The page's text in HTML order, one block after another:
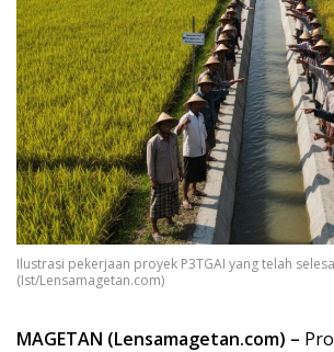
Ilustrasi pekerjaan proyek P3TGAI yang telah
(Ist/Lensamagetan.com)
MAGETAN (Lensamagetan.com) –